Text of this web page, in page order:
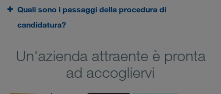
Quali sono i passaggi della procedura di
candidatura?
Un'azienda attraente è pronta
ad accogliervi